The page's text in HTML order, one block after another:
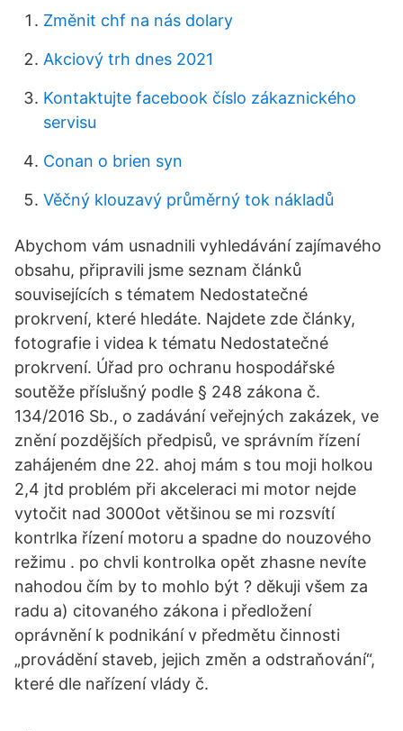
Změnit chf na nás dolary
Akciový trh dnes 2021
Kontaktujte facebook číslo zákaznického
servisu
Conan o brien syn
Věčný klouzavý průměrný tok nákladů
Abychom vám usnadnili vyhledávání zajímavého
obsahu, připravili jsme seznam článků
souvisejících s tématem Nedostatečné
prokrvení, které hledáte. Najdete zde články,
fotografie i videa k tématu Nedostatečné
prokrvení. Úřad pro ochranu hospodářské
soutěže příslušný podle § 248 zákona č.
134/2016 Sb., o zadávání veřejných zakázek, ve
znění pozdějších předpisů, ve správním řízení
zahájeném dne 22. ahoj mám s tou moji holkou
2,4 jtd problém při akceleraci mi motor nejde
vytočit nad 3000ot většinou se mi rozsvítí
kontrlka řízení motoru a spadne do nouzového
režimu . po chvli kontrolka opět zhasne nevíte
nahodou čím by to mohlo být ? děkuji všem za
radu a) citovaného zákona i předložení
oprávnění k podnikání v předmětu činnosti
„provádění staveb, jejich změn a odstraňování“,
které dle nařízení vlády č.